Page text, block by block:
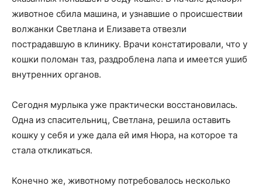
животное сбила машина, и узнавшие о происшествии
волжанки Светлана и Елизавета отвезли
пострадавшую в клинику. Врачи констатировали, что у
кошки поломан таз, раздроблена лапа и имеется ушиб
внутренних органов.
Сегодня мурлыка уже практически восстановилась.
Одна из спасительниц, Светлана, решила оставить
кошку у себя и уже дала ей имя Нюра, на которое та
стала откликаться.
Конечно же, животному потребовалось несколько